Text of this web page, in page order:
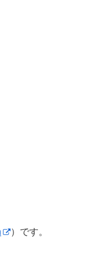
）です。